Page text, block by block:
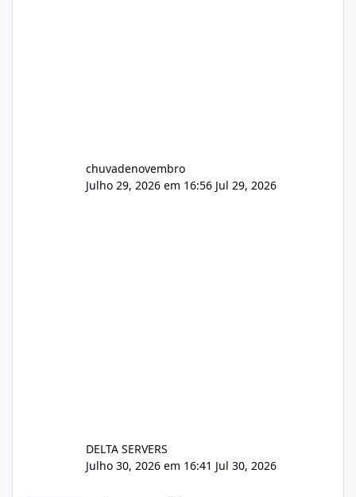
chuvadenovembro
Julho 29, 2026 em 16:56 Jul 29, 2026
DELTA SERVERS
Julho 30, 2026 em 16:41 Jul 30, 2026